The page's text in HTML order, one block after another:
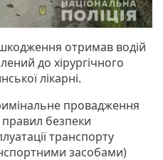
отримав водій
до хірургічного
лікарні.
провадження
безпеки
транспорту
засобами)